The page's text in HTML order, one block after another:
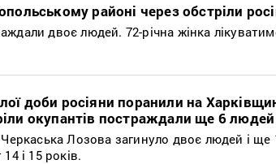
районі через обстріли
двоє людей. 72-річна жінка
доби росіяни поранили на
окупантів постраждали ще 6 людей
Черкаська Лозова загинуло двоє людей і
14 і 15 років.